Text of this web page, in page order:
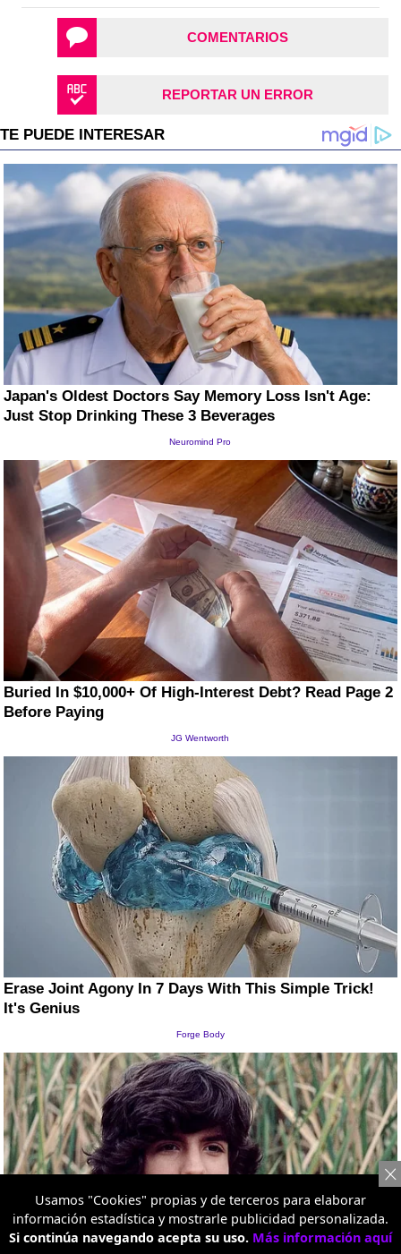
COMENTARIOS
REPORTAR UN ERROR
Usamos "Cookies" propias y de terceros para elaborar
información estadística y mostrarle publicidad personalizada.
Si continúa navegando acepta su uso. Más información aquí